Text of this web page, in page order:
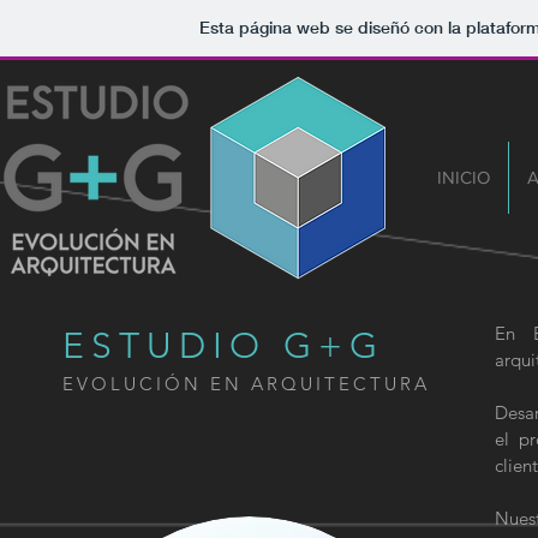
Esta página web se diseñó con la
INICIO
ESTUDIO G+G
EVOLUCIÓN EN ARQUITECTURA
En
el